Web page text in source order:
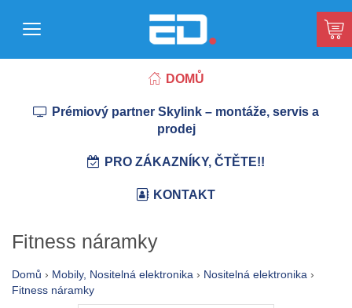
DOMŮ
Prémiový partner Skylink – montáže, servis a
prodej
PRO ZÁKAZNÍKY, ČTĚTE!!
KONTAKT
Fitness náramky
Domů › Mobily, Nositelná elektronika › Nositelná elektronika ›
Fitness náramky